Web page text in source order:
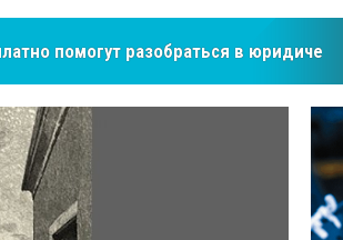
покупателей Центральной Азии